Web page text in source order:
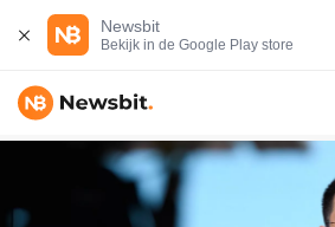
Newsbit
Bekijk in de Google Play store